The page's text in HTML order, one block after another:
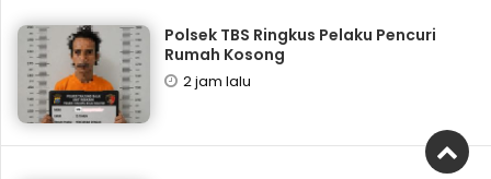
Polsek TBS Ringkus Pelaku Pencuri
Rumah Kosong
2 jam lalu